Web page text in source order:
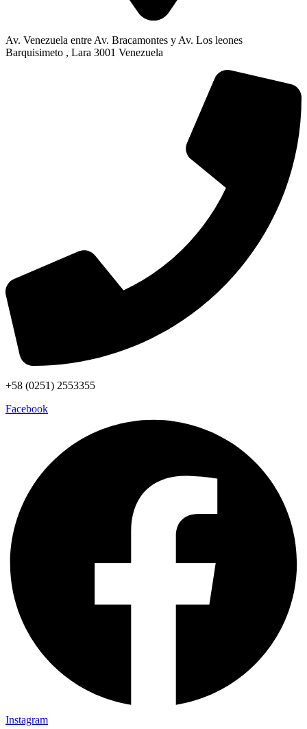
Av. Venezuela entre Av. Bracamontes y Av. Los leones
Barquisimeto , Lara 3001 Venezuela
+58 (0251) 2553355
Facebook
Instagram